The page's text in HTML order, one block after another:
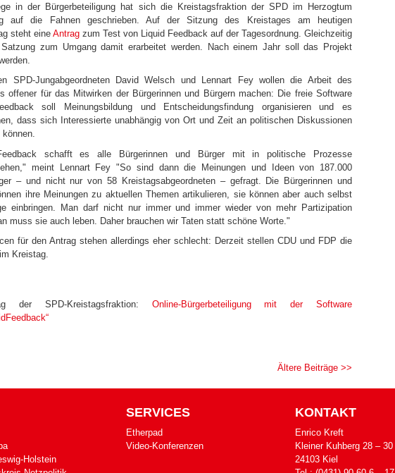
in der Bürgerbeteiligung hat sich die Kreistagsfraktion der SPD im Herzogtum
auf die Fahnen geschrieben. Auf der Sitzung des Kreistages am heutigen
steht eine Antrag zum Test von Liquid Feedback auf der Tagesordnung. Gleichzeitig
zum Umgang damit erarbeitet werden. Nach einem Jahr soll das Projekt
SPD-Jungabgeordneten David Welsch und Lennart Fey wollen die Arbeit des
offener für das Mitwirken der Bürgerinnen und Bürgern machen: Die freie Software
soll Meinungsbildung und Entscheidungsfindung organisieren und es
dass sich Interessierte unabhängig von Ort und Zeit an politischen Diskussionen
können.
schafft es alle Bürgerinnen und Bürger mit in politische Prozesse
meint Lennart Fey "So sind dann die Meinungen und Ideen von 187.000
– und nicht nur von 58 Kreistagsabgeordneten – gefragt. Die Bürgerinnen und
ihre Meinungen zu aktuellen Themen artikulieren, sie können aber auch selbst
einbringen. Man darf nicht nur immer und immer wieder von mehr Partizipation
muss sie auch leben. Daher brauchen wir Taten statt schöne Worte."
für den Antrag stehen allerdings eher schlecht: Derzeit stellen CDU und FDP die
Kreistag.
der SPD-Kreistagsfraktion: Online-Bürgerbeteiligung mit der Software
Ältere Beiträge >>
Holstein
SERVICES
Etherpad
Video-Konferenzen
KONTAKT
Enrico Kreft
Klei­ner Kuh­berg 28 – 30
24103 Kiel